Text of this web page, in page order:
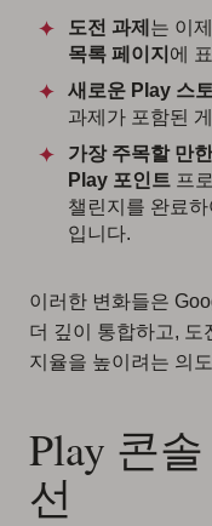
도전 과제 는 이
목록 페이지 에
새로운 Play 스
과제가 포함된
가장 주목할 만
Play 포인트 프
챌린지를 완료
입니다.
이러한 변화들은
더 깊이 통합하고, 도
지율을 높이려는 의
Play 콘
선